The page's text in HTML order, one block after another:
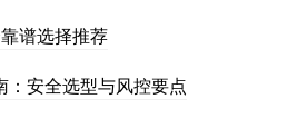
谱选择推荐
安全选型与风控要点